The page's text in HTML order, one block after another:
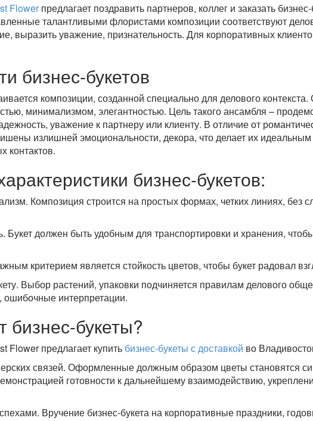
Flower предлагает поздравить партнеров, коллег и заказать
талантливыми флористами композиции соответствуют
выразить уважение, признательность. Для корпоративных
бизнес-букетов
композиции, созданной специально для делового контекста.
минимализмом, элегантностью. Цель такого ансамбля –
уважение к партнеру или клиенту. В отличие от
излишней эмоциональности, декора, что делает их
контактов.
бизнес-букетов:
Композиция строится на простых формах, четких линиях, без
Букет должен быть удобным для транспортировки и хранения,
критерием является стойкость цветов, чтобы букет радовал
Выбор растений, упаковки подчиняется правилам делового
ошибочные интерпретации.
бизнес-букеты?
Flower предлагает купить бизнес-букеты с доставкой во
связей. Оформленные должным образом цветы становятся
готовности к дальнейшему взаимодействию,
Вручение бизнес-букета на корпоративные праздники,